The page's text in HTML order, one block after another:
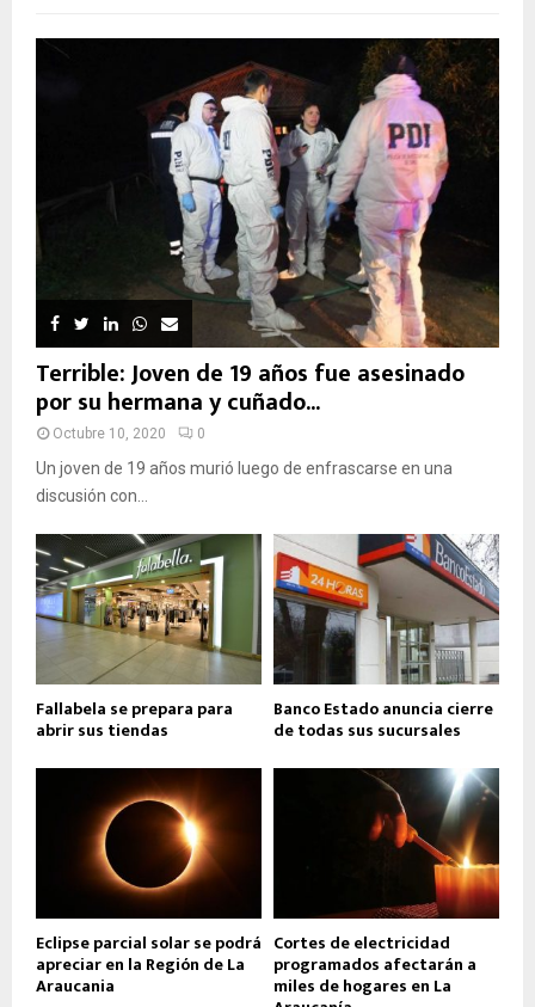
Terrible: Joven de 19 años fue asesinado
por su hermana y cuñado...
Octubre 10, 2020 0
Un joven de 19 años murió luego de enfrascarse en una
discusión con...
Fallabela se prepara para
abrir sus tiendas
Banco Estado anuncia cierre
de todas sus sucursales
Eclipse parcial solar se podrá
apreciar en la Región de La
Araucania
Cortes de electricidad
programados afectarán a
miles de hogares en La